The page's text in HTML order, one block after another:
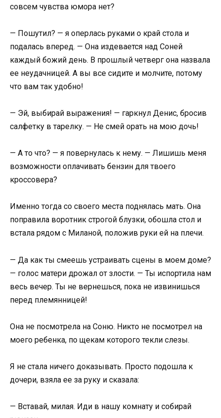
совсем чувства юмора нет?
— Пошутил? — я оперлась руками о край стола и
подалась вперед. — Она издевается над Соней
каждый божий день. В прошлый четверг она назвала
ее неудачницей. А вы все сидите и молчите, потому
что вам так удобно!
— Эй, выбирай выражения! — гаркнул Денис, бросив
салфетку в тарелку. — Не смей орать на мою дочь!
— А то что? — я повернулась к нему. — Лишишь меня
возможности оплачивать бензин для твоего
кроссовера?
Именно тогда со своего места поднялась мать. Она
поправила воротник строгой блузки, обошла стол и
встала рядом с Миланой, положив руки ей на плечи.
— Да как ты смеешь устраивать сцены в моем доме?
— голос матери дрожал от злости. — Ты испортила нам
весь вечер. Ты не вернешься, пока не извинишься
перед племянницей!
Она не посмотрела на Соню. Никто не посмотрел на
моего ребенка, по щекам которого текли слезы.
Я не стала ничего доказывать. Просто подошла к
дочери, взяла ее за руку и сказала:
— Вставай, милая. Иди в нашу комнату и собирай